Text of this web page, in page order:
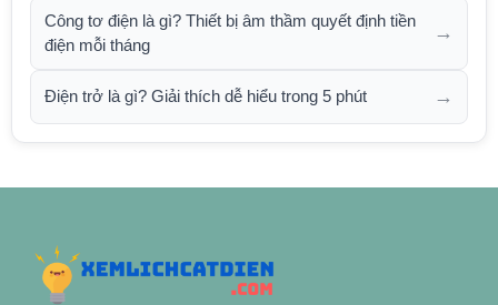
Công tơ điện là gì? Thiết bị âm thầm quyết định tiền
điện mỗi tháng
→
Điện trở là gì? Giải thích dễ hiểu trong 5 phút →